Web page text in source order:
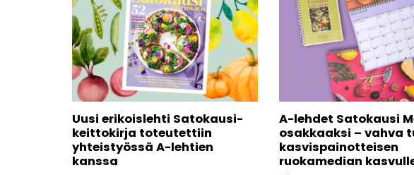
Uusi erikoislehti Satokausi-
keittokirja toteutettiin
yhteistyössä A-lehtien
kanssa
A-lehdet Satokausi
osakkaaksi – vahva
kasvispainotteisen
ruokamedian